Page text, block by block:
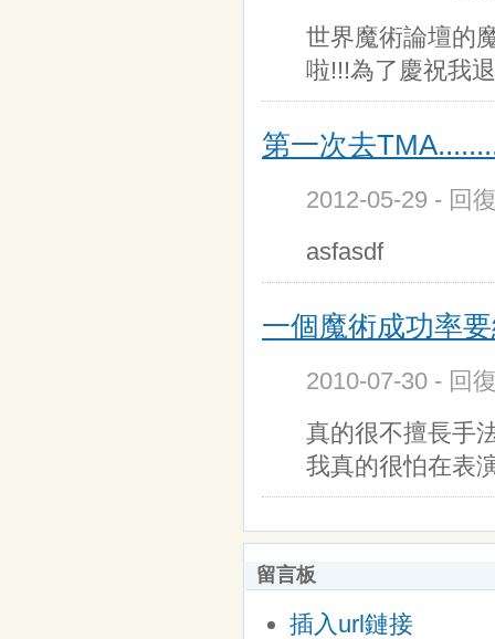
世界魔術論壇的
啦!!!為了慶祝我
第一次去
2012-05-29 - 回
asfasdf
一個魔術成功率
2010-07-30 - 回
真的很不擅長手
我真的很怕在表
留言板
插入url鏈接